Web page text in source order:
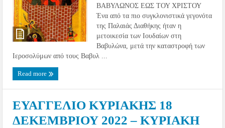
ΒΑΒΥΛΩΝΟΣ ΕΩΣ ΤΟΥ ΧΡΙΣΤΟΥ
Ένα από τα πιο συγκλονιστικά γεγονότα
της Παλαιάς Διαθήκης ήταν η
μετοικεσία των Ιουδαίων στη
Βαβυλώνα, μετά την καταστροφή των
Ιεροσολύμων από τους Βαβυλ ...
Read more
ΕΥΑΓΓΕΛΙΟ ΚΥΡΙΑΚΗΣ 18
ΔΕΚΕΜΒΡΙΟΥ 2022 – ΚΥΡΙΑΚΗ